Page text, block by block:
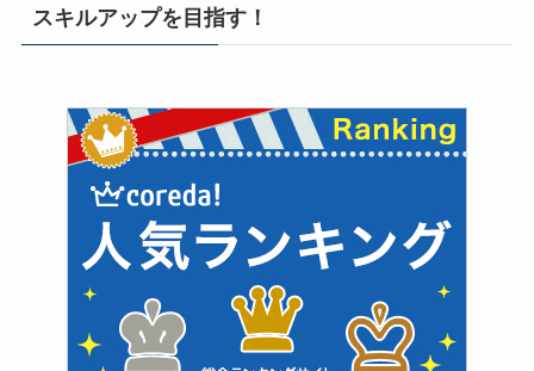
スキルアップを目指す！